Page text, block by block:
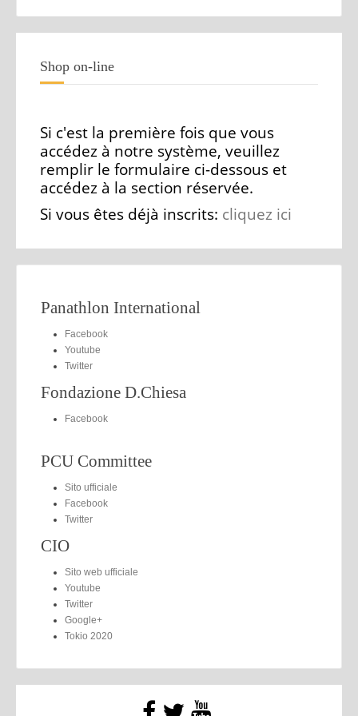
Shop on-line
Si c'est la première fois que vous
accédez à notre système, veuillez
remplir le formulaire ci-dessous et
accédez à la section réservée.
Si vous êtes déjà inscrits: cliquez ici
Panathlon International
Facebook
Youtube
Twitter
Fondazione D.Chiesa
Facebook
PCU Committee
Sito ufficiale
Facebook
Twitter
CIO
Sito web ufficiale
Youtube
Twitter
Google+
Tokio 2020